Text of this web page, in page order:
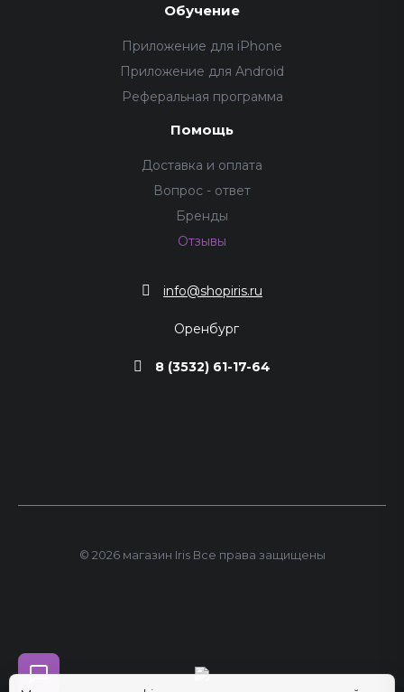
Обучение
Приложение для iPhone
Приложение для Android
Реферальная программа
Помощь
Доставка и оплата
Вопрос - ответ
Бренды
Отзывы
info@shopiris.ru
Оренбург
8 (3532) 61-17-64
© 2026 магазин Iris Все права защищены